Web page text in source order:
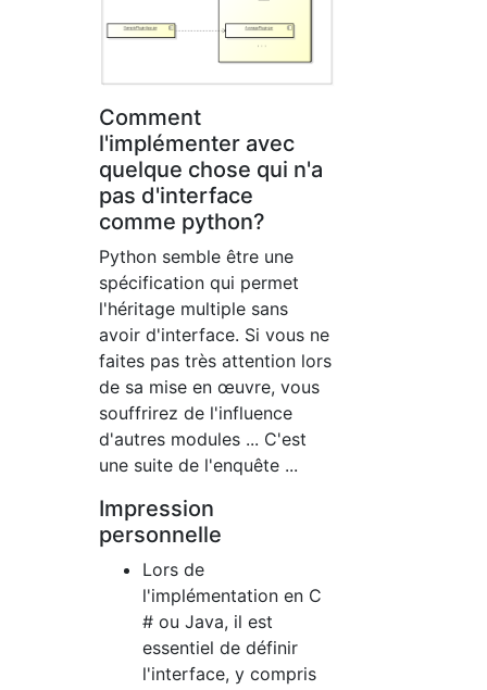
Comment
l'implémenter avec
quelque chose qui n'a
pas d'interface
comme python?
Python semble être une
spécification qui permet
l'héritage multiple sans
avoir d'interface. Si vous ne
faites pas très attention lors
de sa mise en œuvre, vous
souffrirez de l'influence
d'autres modules ... C'est
une suite de l'enquête ...
Impression
personnelle
Lors de
l'implémentation en C
# ou Java, il est
essentiel de définir
l'interface, y compris